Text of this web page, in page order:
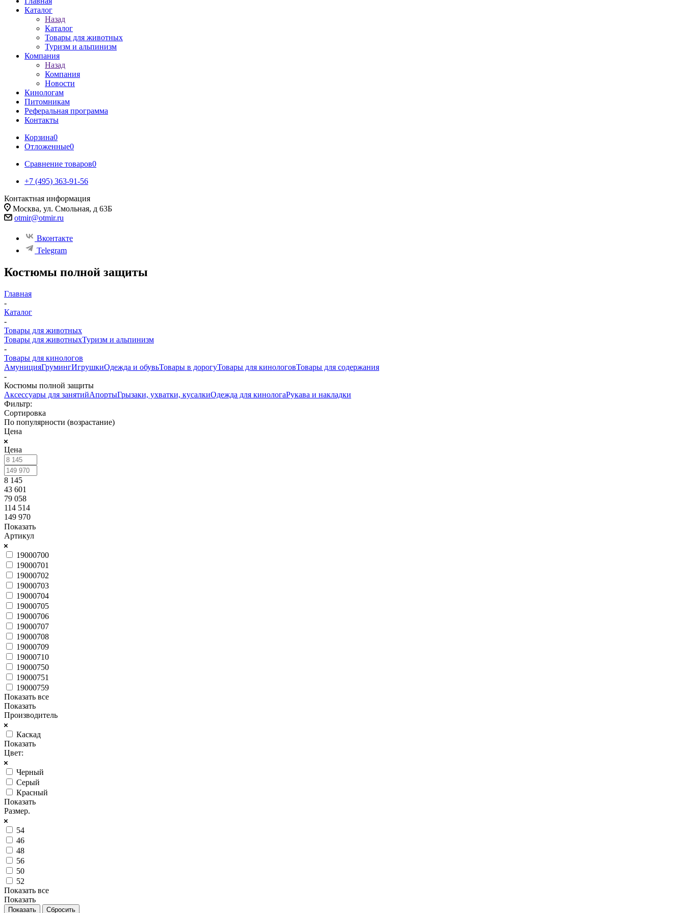
Каталог
Назад
Каталог
Товары для животных
Туризм и альпинизм
Компания
Назад
Компания
Новости
Кинологам
Питомникам
Реферальная программа
Контакты
Корзина0
Отложенные0
Сравнение товаров0
+7 (495) 363-91-56
Контактная информация
Москва, ул. Смольная, д 63Б
otmir@otmir.ru
Вконтакте
Telegram
Костюмы полной защиты
Главная
-
Каталог
-
Товары для животных
Товары для животныхТуризм и альпинизм
-
Товары для кинологов
АмуницияГрумингИгрушкиОдежда и обувьТовары в дорогуТовары для кинологовТовары для содержания
-
Костюмы полной защиты
Аксессуары для занятийАпортыГрызаки, ухватки, кусалкиОдежда для кинологаРукава и накладки
Фильтр:
Сортировка
По популярности (возрастание)
Цена
Цена
8 145
43 601
79 058
114 514
149 970
Показать
Артикул
19000700
19000701
19000702
19000703
19000704
19000705
19000706
19000707
19000708
19000709
19000710
19000750
19000751
19000759
Показать все
Показать
Производитель
Каскад
Показать
Цвет:
Черный
Серый
Красный
Показать
Размер.
54
46
48
56
50
52
Показать все
Показать
Сбросить